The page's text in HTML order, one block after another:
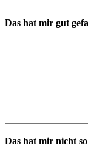
Das hat mir gut
Das hat mir nicht